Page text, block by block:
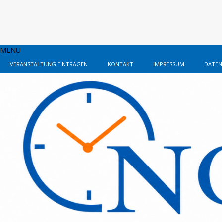
MENU
VERANSTALTUNG EINTRAGEN KONTAKT IMPRESSUM